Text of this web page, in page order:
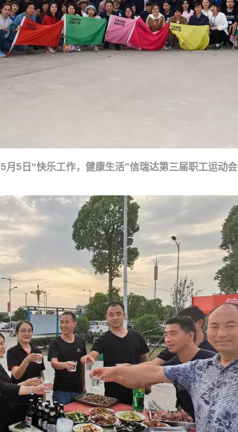
5月5日“快乐工作，健康生活”信瑞达第三届职工运动会